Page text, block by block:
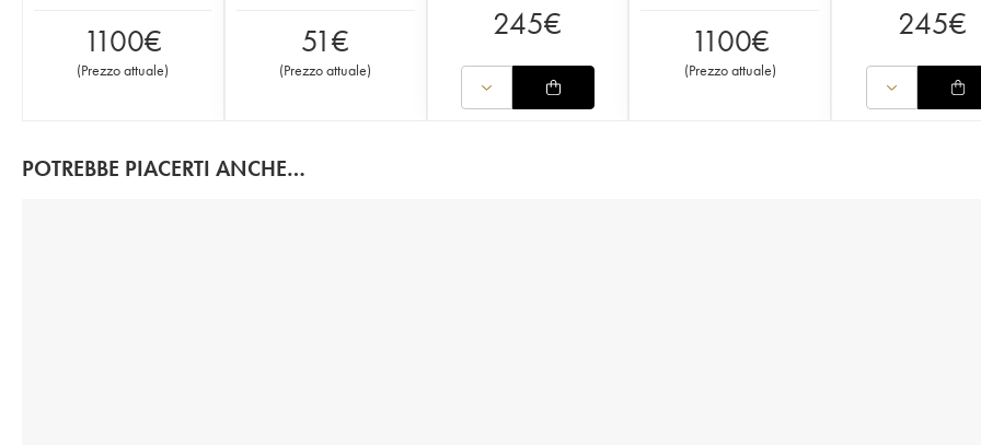
1100€
(Prezzo attuale)
51€
(Prezzo attuale)
245€ 1100€
(Prezzo attuale)
245€
POTREBBE PIACERTI ANCHE…